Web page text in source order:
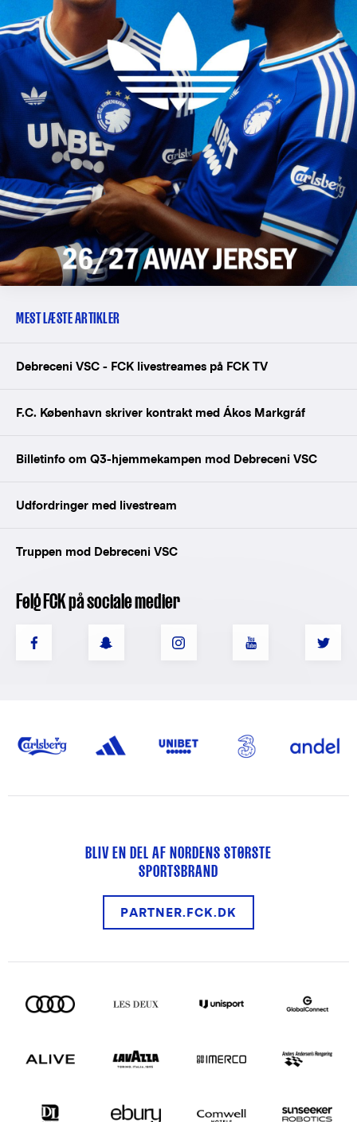
MEST LÆSTE ARTIKLER
Debreceni VSC - FCK livestreames på FCK TV
F.C. København skriver kontrakt med Ákos Markgráf
Billetinfo om Q3-hjemmekampen mod Debreceni VSC
Udfordringer med livestream
Truppen mod Debreceni VSC
Følg FCK på sociale medier
BLIV EN DEL AF NORDENS STØRSTE
SPORTSBRAND
PARTNER.FCK.DK